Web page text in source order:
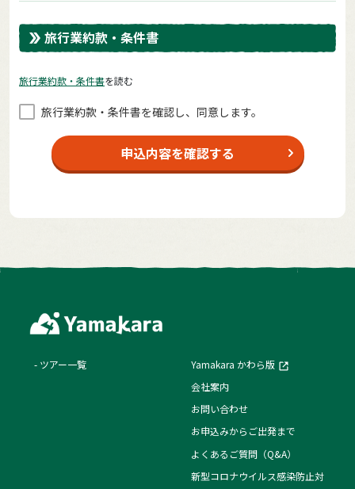
旅行業約款・条件書
旅⾏業約款・条件書を読む
旅⾏業約款・条件書を確認し、同意します。
申込内容を確認する
ツアー一覧
Yamakara かわら版
会社案内
お問い合わせ
お申込みからご出発まで
よくあるご質問（Q&A）
新型コロナウイルス感染防止対